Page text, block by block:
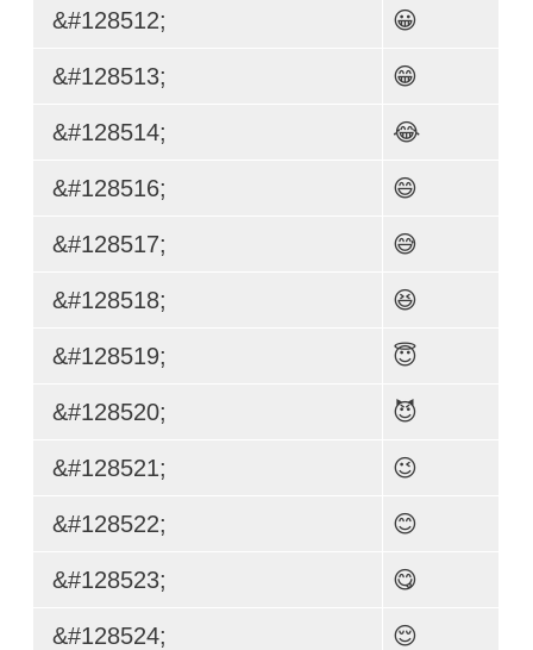
&#128512; 😀
&#128513; 😁
&#128514; 😂
&#128516; 😄
&#128517; 😅
&#128518; 😆
&#128519; 😇
&#128520; 😈
&#128521; 😉
&#128522; 😊
&#128523; 😋
&#128524; 😌